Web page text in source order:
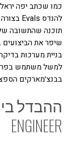
כמו שכתב יפה
תוכנה שהתשובה
למשל משתמש
בבנצ׳מארקים
ENGINEER